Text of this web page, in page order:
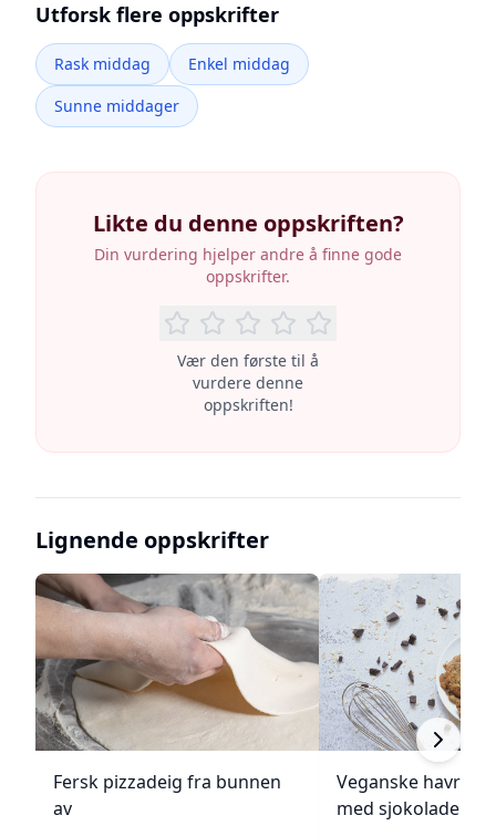
Utforsk flere oppskrifter
Rask middag
Enkel middag
Sunne middager
Likte du denne oppskriften?
Din vurdering hjelper andre å finne gode
oppskrifter.
Vær den første til å
vurdere denne
oppskriften!
Lignende oppskrifter
Fersk pizzadeig fra bunnen
av
Veganske
med sjokolade